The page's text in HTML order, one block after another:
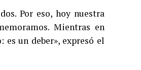
Por eso, hoy nuestra
Mientras en
un deber», expresó el